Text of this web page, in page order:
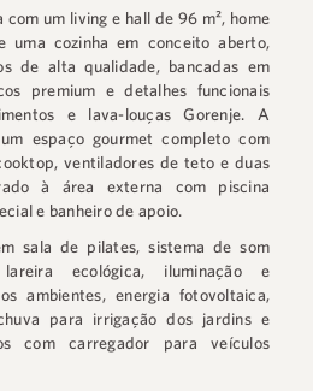
um living e hall de 96 m², home
uma cozinha em conceito aberto,
de alta qualidade, bancadas em
premium e detalhes funcionais
e lava-louças Gorenje. A
espaço gourmet completo com
ventiladores de teto e duas
à área externa com piscina
e banheiro de apoio.
sala de pilates, sistema de som
ecológica, iluminação e
ambientes, energia fotovoltaica,
para irrigação dos jardins e
com carregador para veículos